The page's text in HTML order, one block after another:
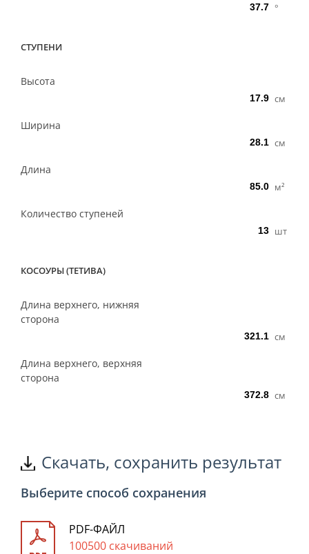
°
СТУПЕНИ
Высота
см
Ширина
см
Длина
м²
Количество ступеней
шт
КОСОУРЫ (ТЕТИВА)
Длина верхнего, нижняя
сторона
см
Длина верхнего, верхняя
сторона
см
Скачать, сохранить результат
Выберите способ сохранения
PDF-ФАЙЛ
100500 скачиваний